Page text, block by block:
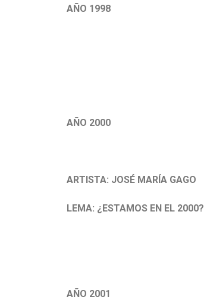
AÑO 1998
AÑO 2000
ARTISTA: JOSÉ MARÍA GAGO
LEMA: ¿ESTAMOS EN EL 2000?
AÑO 2001